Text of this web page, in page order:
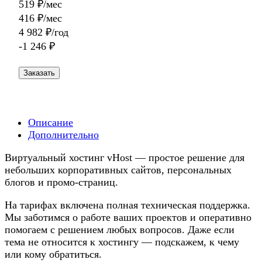
519 ₽/мес
416 ₽/мес
4 982 ₽/год
-1 246 ₽
Заказать
Описание
Дополнительно
Виртуальный хостинг vHost — простое решение для
небольших корпоративных сайтов, персональных
блогов и промо-страниц.
На тарифах включена полная техническая поддержка.
Мы заботимся о работе ваших проектов и оперативно
помогаем с решением любых вопросов. Даже если
тема не относится к хостингу — подскажем, к чему
или кому обратиться.